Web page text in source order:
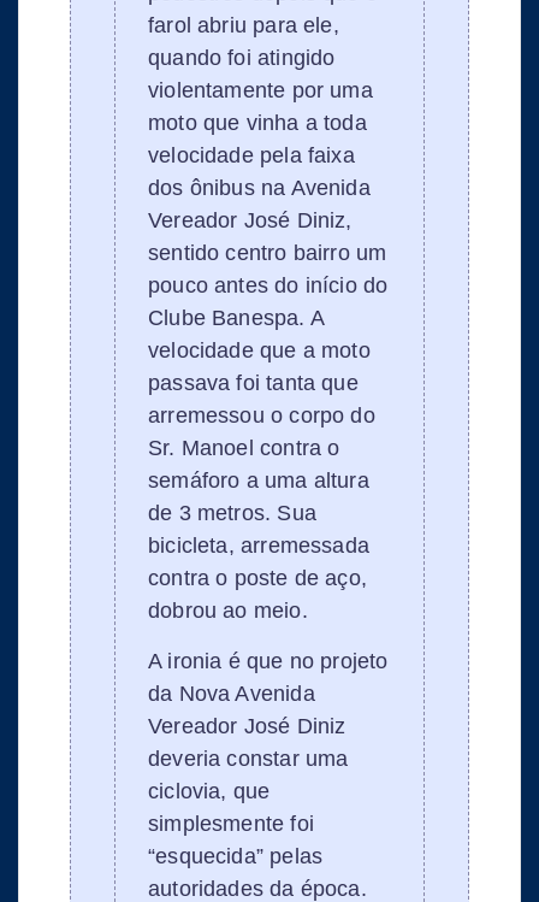
farol abriu para ele,
quando foi atingido
violentamente por uma
moto que vinha a toda
velocidade pela faixa
dos ônibus na Avenida
Vereador José Diniz,
sentido centro bairro um
pouco antes do início do
Clube Banespa. A
velocidade que a moto
passava foi tanta que
arremessou o corpo do
Sr. Manoel contra o
semáforo a uma altura
de 3 metros. Sua
bicicleta, arremessada
contra o poste de aço,
dobrou ao meio.
A ironia é que no projeto
da Nova Avenida
Vereador José Diniz
deveria constar uma
ciclovia, que
simplesmente foi
“esquecida” pelas
autoridades da época.